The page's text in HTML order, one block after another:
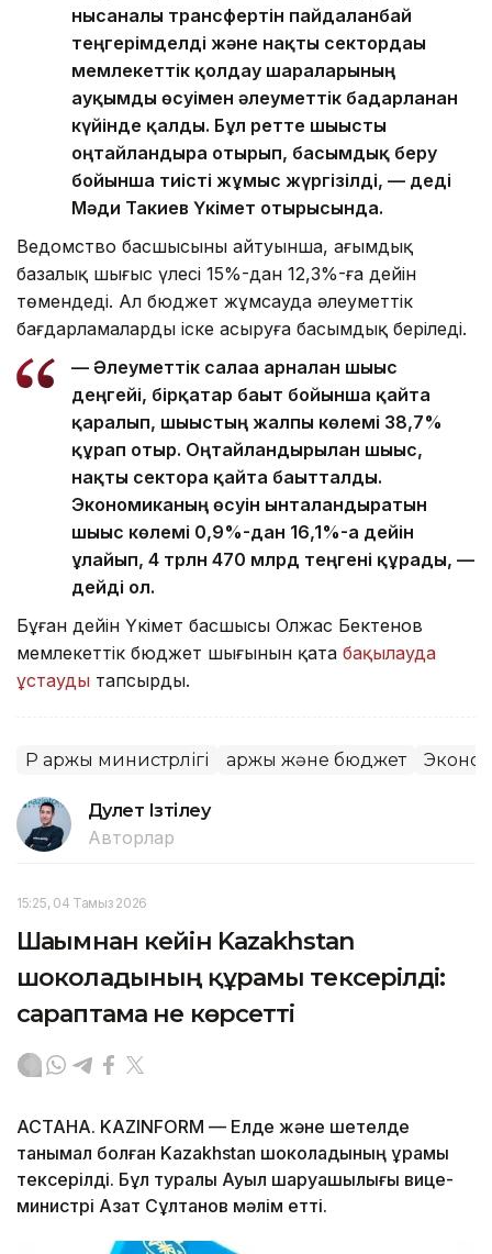
нысаналы трансфертін пайдаланбай
теңгерімделді және нақты сектордағы
мемлекеттік қолдау шараларының
ауқымды өсуімен әлеуметтік бағдарланған
күйінде қалды. Бұл ретте шығысты
оңтайландыра отырып, басымдық беру
бойынша тиісті жұмыс жүргізілді, — деді
Мәди Такиев Үкімет отырысында.
Ведомство басшысының айтуынша, ағымдық
базалық шығыс үлесі 15%-дан 12,3%-ға дейін
төмендеді. Ал бюджет жұмсауда әлеуметтік
бағдарламаларды іске асыруға басымдық беріледі.
— Әлеуметтік салаға арналған шығыс
деңгейі, бірқатар бағыт бойынша қайта
қаралып, шығыстың жалпы көлемі 38,7%
құрап отыр. Оңтайландырылған шығыс,
нақты секторға қайта бағытталды.
Экономиканың өсуін ынталандыратын
шығыс көлемі 0,9%-дан 16,1%-ға дейін
ұлғайып, 4 трлн 470 млрд теңгені құрады, —
дейді ол.
Бұған дейін Үкімет басшысы Олжас Бектенов
мемлекеттік бюджет шығынын қатаң бақылауда
ұстауды тапсырды.
ҚР Қаржы министрлігі Қаржы және бюджет
Дәулет Ізтілеу
Авторлар
15:25, 04 Тамыз 2026
Шағымнан кейін Kazakhstan
шоколадының құрамы тексерілді:
сараптама не көрсетті
АСТАНА. KAZINFORM — Елде және шетелде
танымал болған Kazakhstan шоколадының құрамы
тексерілді. Бұл туралы Ауыл шаруашылығы вице-
министрі Азат Сұлтанов мәлім етті.